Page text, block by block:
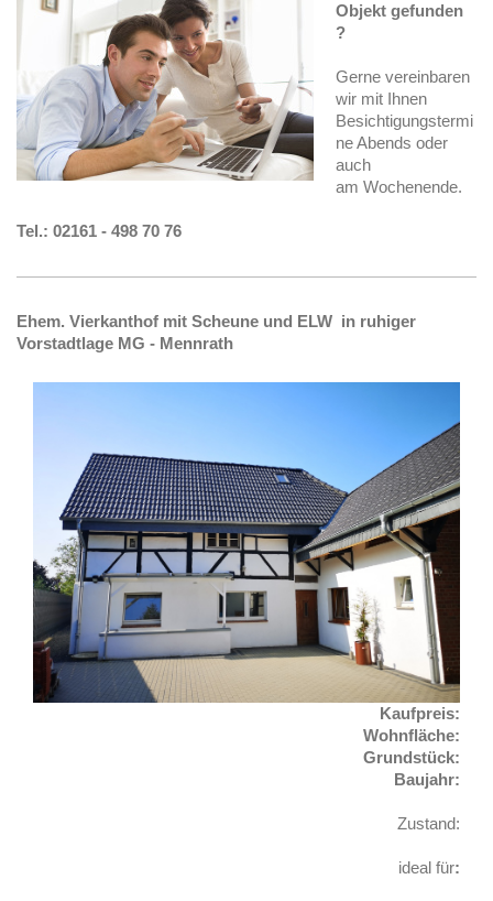
Objekt gefunden
?
Gerne vereinbaren
wir mit Ihnen
Besichtigungstermi
ne Abends oder
auch
am Wochenende.
Tel.: 02161 - 498 70 76
Ehem. Vierkanthof mit Scheune und ELW in ruhiger
Vorstadtlage MG - Mennrath
Kaufpreis:
Wohnfläche:
Grundstück:
Baujahr:
Zustand:
ideal für: